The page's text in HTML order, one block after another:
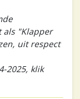
als "Klapper
uit respect
2025, klik